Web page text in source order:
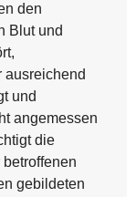
den
Blut und
ausreichend
und
angemessen
die
gebildeten